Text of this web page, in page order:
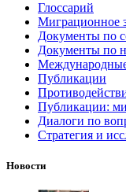
Глоссарий
Миграционное
Документы по
Документы по
Публикации
Публикации:
Диалоги по
Стратегия и
Новости